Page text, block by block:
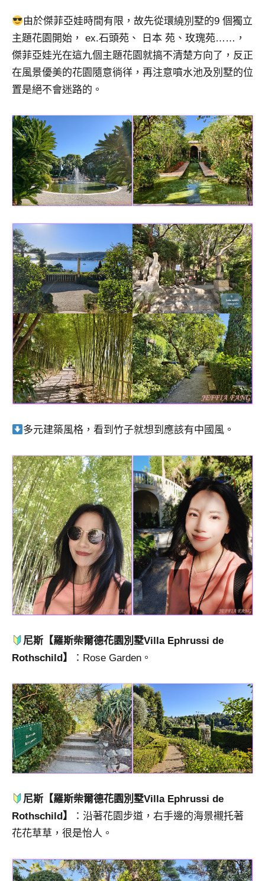
由於傑菲亞娃時間有限，故先從環繞別墅的9 個獨立
主題花園開始， ex.石頭苑、 日本 苑、玫瑰苑……，
傑菲亞娃光在這九個主題花園就搞不清楚方向了，反正
在風景優美的花園隨意徜徉，再注意噴水池及別墅的位
置是絕不會迷路的。
多元建築風格，看到竹子就想到應該有中國風。
尼斯【羅斯柴爾德花園別墅Villa Ephrussi de
Rothschild】
：Rose Garden。
尼斯【羅斯柴爾德花園別墅Villa Ephrussi de
Rothschild】
：沿著花園步道，右手邊的海景襯托著
花花草草，很是怡人。